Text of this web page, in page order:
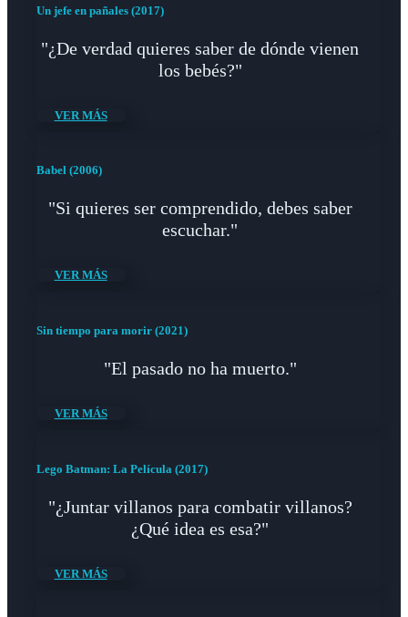
Un jefe en pañales (2017)
"¿De verdad quieres saber de dónde vienen
los bebés?"
VER MÁS
Babel (2006)
"Si quieres ser comprendido, debes saber
escuchar."
VER MÁS
Sin tiempo para morir (2021)
"El pasado no ha muerto."
VER MÁS
Lego Batman: La Película (2017)
"¿Juntar villanos para combatir villanos?
¿Qué idea es esa?"
VER MÁS